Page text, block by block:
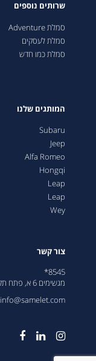
שרותים נוספים
סמלת Adventure
סמלת לעסקים
סמלת כמו חדש
המותגים שלנו
Subaru
Jeep
Alfa Romeo
Hongqi
Leap
Leap
Wey
צור קשר
8545*
מגשימים 6 א, פתח תקווה
info@samelet.com